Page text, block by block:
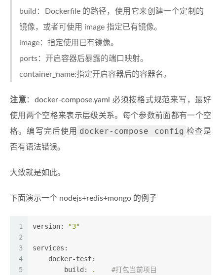
build：Dockerfile 的路径，使用它来创建一个定制的
镜像，或者可使用 image 指定已有镜像。
image：指定使用已有镜像。
ports：开启容器后暴露的端口映射。
container_name:指定开启容器后的容器名。
注意：docker-compose.yaml 必须按格式规范来写，最好
使用两个空格来表示层级关系。每个参数前面都有一个空
格。编写完后使用 docker-compose config 检查是
否有语法错误。
大致就是如此。
下面演示一个 nodejs+redis+mongo 的例子
1
2
3
4
5
version: "3"
services:
docker-test:
build:
.
#打包当前项目